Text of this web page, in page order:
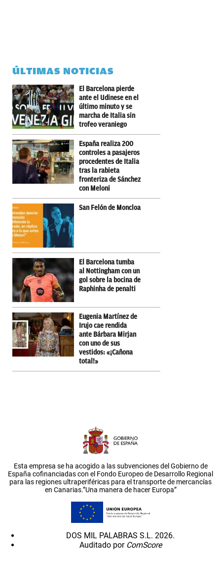
ÚLTIMAS NOTICIAS
El Barcelona pierde
ante el Udinese en el
último minuto y se
marcha de Italia sin
trofeo veraniego
España realiza 200
controles a pasajeros
procedentes de Italia
tras la rabieta
fronteriza de Sánchez
con Meloni
San Felón de Moncloa
El Barcelona tumba
al Nottingham con un
gol sobre la bocina de
Raphinha de penalti
Eugenia Martínez de
Irujo cae rendida
ante Bárbara Mirjan
con uno de sus
vestidos: «¡Cañona
total!»
Esta empresa se ha acogido a las subvenciones del Gobierno de
España cofinanciadas con el Fondo Europeo de Desarrollo Regional
para las regiones ultraperiféricas para el transporte de mercancías
en Canarias.”Una manera de hacer Europa”
DOS MIL PALABRAS S.L. 2026.
Auditado por ComScore